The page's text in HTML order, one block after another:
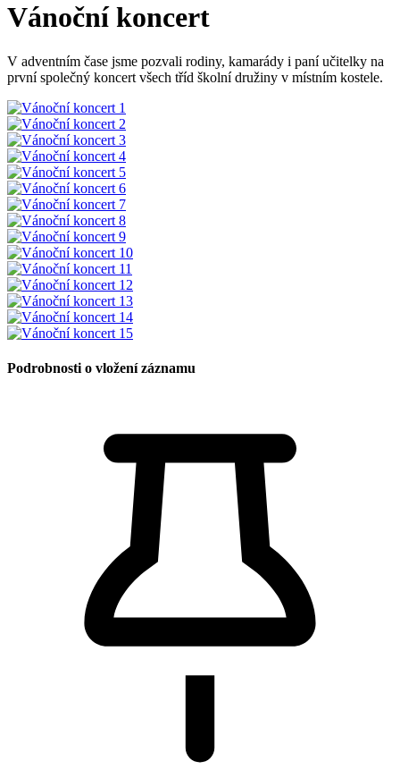
Vánoční koncert
V adventním čase jsme pozvali rodiny, kamarády i paní učitelky na
první společný koncert všech tříd školní družiny v místním kostele.
Podrobnosti o vložení záznamu